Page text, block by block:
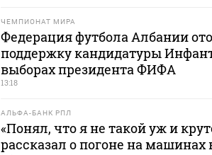
ЧЕМПИОНАТ МИРА
Федерация футбола Албании
поддержку кандидатуры
выборах президента ФИФА
13:18
АЛЬФА-БАНК РПЛ
«Понял, что я не такой уж и
рассказал о погоне на машинах